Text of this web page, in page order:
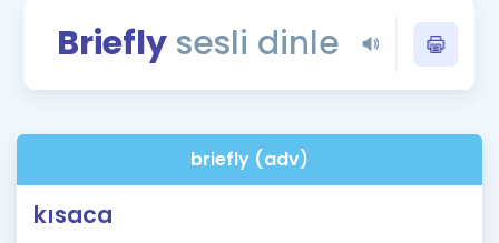
Rehberlik Aracı
Blog
Briefly sesli dinle
briefly (adv)
kısaca